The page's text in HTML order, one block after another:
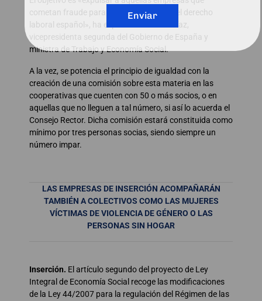
cometan fraude para eludir las normas del derecho
laboral español», ha explicado Yolanda Díaz,
vicepresidenta segunda del Gobierno de España y
ministra de Trabajo y Economía Social.
A la vez, se potencia el principio de igualdad con la
creación de una comisión sobre esta materia en las
cooperativas que cuenten con 50 o más socios, o en
aquellas que no lleguen a tal número, si así lo acuerda el
Consejo Rector. Dicha comisión estará constituida como
mínimo por tres personas socias, siendo siempre un
número impar.
LAS EMPRESAS DE INSERCIÓN ACOMPAÑARÁN
TAMBIÉN A COLECTIVOS COMO LAS MUJERES
VÍCTIMAS DE VIOLENCIA DE GÉNERO O LAS
PERSONAS SIN HOGAR
Inserción. El artículo segundo del proyecto de Ley
Integral de Economía Social recoge las modificaciones
de la Ley 44/2007 para la regulación del Régimen de las
Enviar